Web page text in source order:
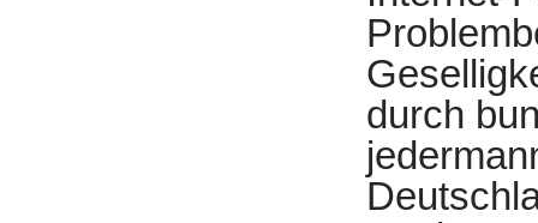
durch